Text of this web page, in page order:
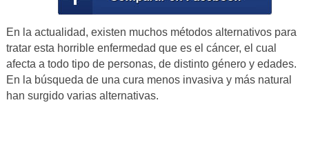
En la actualidad, existen muchos métodos alternativos para
tratar esta horrible enfermedad que es el cáncer, el cual
afecta a todo tipo de personas, de distinto género y edades.
En la búsqueda de una cura menos invasiva y más natural
han surgido varias alternativas.